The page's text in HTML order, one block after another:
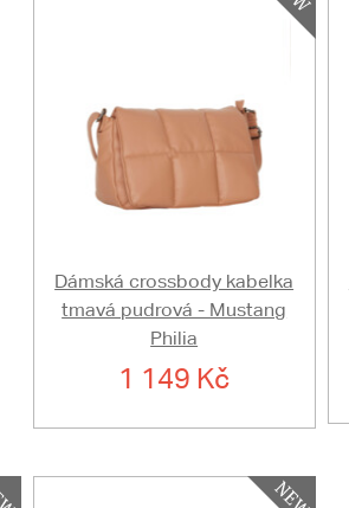
Dámská crossbody kabelka
tmavá pudrová - Mustang
Philia
1 149 Kč